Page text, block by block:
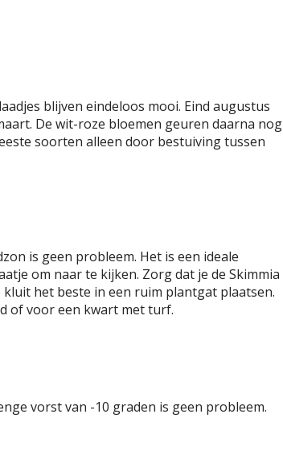
blijven eindeloos mooi. Eind augustus
De wit-roze bloemen geuren daarna nog
soorten alleen door bestuiving tussen
is geen probleem. Het is een ideale
om naar te kijken. Zorg dat je de Skimmia
het beste in een ruim plantgat plaatsen.
of voor een kwart met turf.
vorst van -10 graden is geen probleem.